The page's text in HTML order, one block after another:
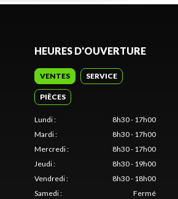
HEURES D'OUVERTURE
VENTES SERVICE
PIÈCES
Lundi:
8h30 - 17h00
Mardi:
8h30 - 17h00
Mercredi:
8h30 - 17h00
Jeudi:
8h30 - 19h00
Vendredi:
8h30 - 18h00
Samedi:
Fermé